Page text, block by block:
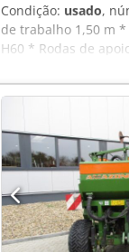
Condição: usado,
de trabalho 1,50 m
H60 * Rodas de
esvaziamento
-----Número interno
dúvidas sobre o
Whatsapp